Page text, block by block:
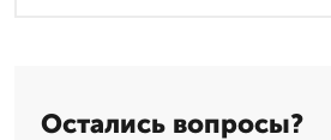
Остались вопросы?